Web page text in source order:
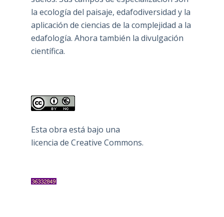
la ecología del paisaje, edafodiversidad y la
aplicación de ciencias de la complejidad a la
edafología. Ahora también la divulgación
científica.
Esta obra está bajo una
licencia de Creative Commons.